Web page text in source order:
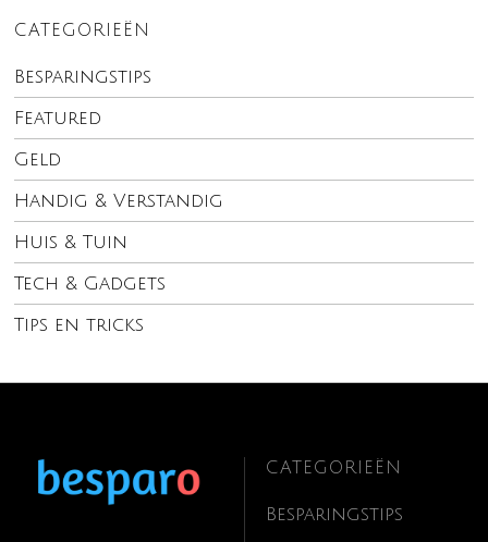
CATEGORIEËN
Besparingstips
Featured
Geld
Handig & Verstandig
Huis & Tuin
Tech & Gadgets
Tips en tricks
CATEGORIEËN
Besparingstips